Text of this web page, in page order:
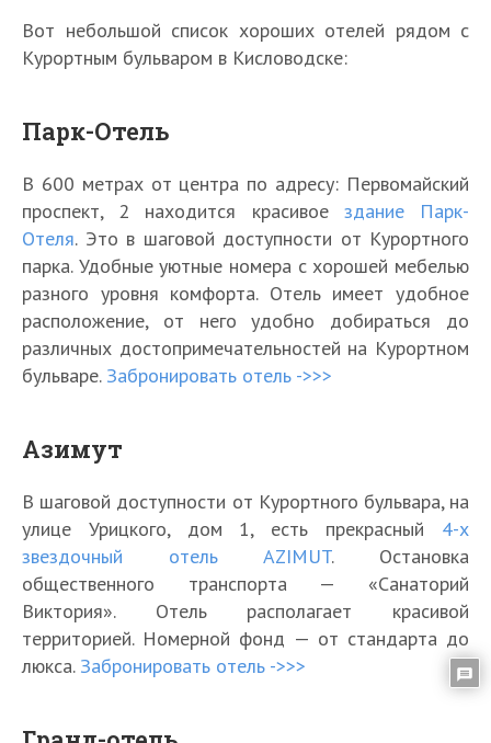
Вот небольшой список хороших отелей рядом с
Курортным бульваром в Кисловодске:
Парк-Отель
В 600 метрах от центра по адресу: Первомайский
проспект, 2 находится красивое здание Парк-
Отеля. Это в шаговой доступности от Курортного
парка. Удобные уютные номера с хорошей мебелью
разного уровня комфорта. Отель имеет удобное
расположение, от него удобно добираться до
различных достопримечательностей на Курортном
бульваре. Забронировать отель ->>>
Азимут
В шаговой доступности от Курортного бульвара, на
улице Урицкого, дом 1, есть прекрасный 4-х
звездочный отель AZIMUT. Остановка
общественного транспорта — «Санаторий
Виктория». Отель располагает красивой
территорией. Номерной фонд — от стандарта до
люкса. Забронировать отель ->>>